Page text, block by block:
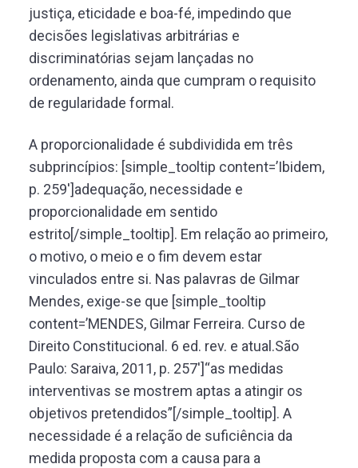
justiça, eticidade e boa-fé, impedindo que
decisões legislativas arbitrárias e
discriminatórias sejam lançadas no
ordenamento, ainda que cumpram o requisito
de regularidade formal.
A proporcionalidade é subdividida em três
subprincípios: [simple_tooltip content=’Ibidem,
p. 259′]adequação, necessidade e
proporcionalidade em sentido
estrito[/simple_tooltip]. Em relação ao primeiro,
o motivo, o meio e o fim devem estar
vinculados entre si. Nas palavras de Gilmar
Mendes, exige-se que [simple_tooltip
content=’MENDES, Gilmar Ferreira. Curso de
Direito Constitucional. 6 ed. rev. e atual.São
Paulo: Saraiva, 2011, p. 257′]“as medidas
interventivas se mostrem aptas a atingir os
objetivos pretendidos”[/simple_tooltip]. A
necessidade é a relação de suficiência da
medida proposta com a causa para a